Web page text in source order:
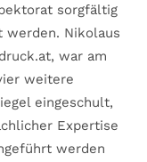
sorgfältig
werden. Nikolaus
war am
weitere
eingeschult,
Expertise
werden